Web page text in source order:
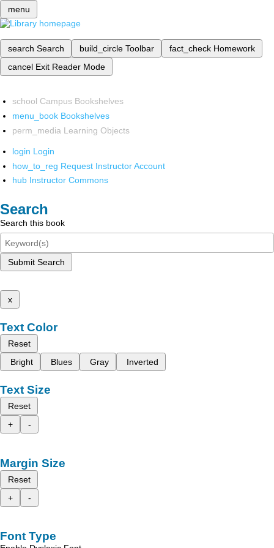
menu
search Search build_circle Toolbar fact_check Homework
cancel Exit Reader Mode
school Campus Bookshelves
menu_book Bookshelves
perm_media Learning Objects
login Login
how_to_reg Request Instructor Account
hub Instructor Commons
Search
Search this book
Submit Search
x
Text Color
Reset
Bright
Blues Gray Inverted
Text Size
Reset
+
-
Margin Size
Reset
+
-
Font Type